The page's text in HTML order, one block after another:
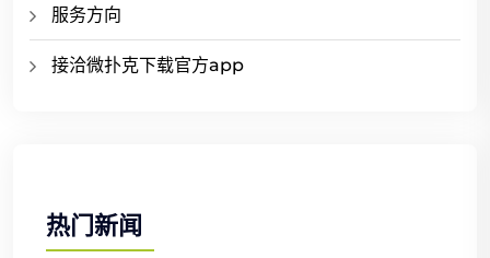
服务方向
接洽微扑克下载官方app
热门新闻